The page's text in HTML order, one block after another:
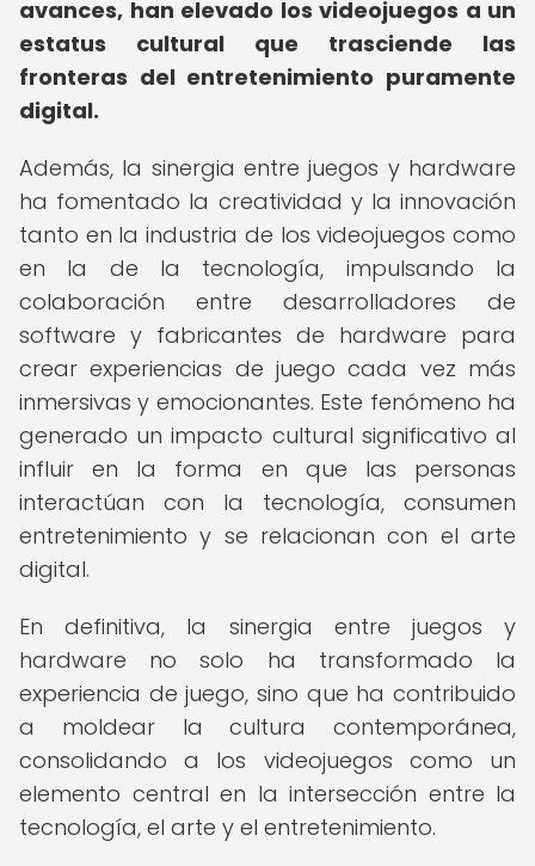
avances, han elevado los videojuegos a un
estatus cultural que trasciende las
fronteras del entretenimiento puramente
digital.
Además, la sinergia entre juegos y hardware
ha fomentado la creatividad y la innovación
tanto en la industria de los videojuegos como
en la de la tecnología, impulsando la
colaboración entre desarrolladores de
software y fabricantes de hardware para
crear experiencias de juego cada vez más
inmersivas y emocionantes. Este fenómeno ha
generado un impacto cultural significativo al
influir en la forma en que las personas
interactúan con la tecnología, consumen
entretenimiento y se relacionan con el arte
digital.
En definitiva, la sinergia entre juegos y
hardware no solo ha transformado la
experiencia de juego, sino que ha contribuido
a moldear la cultura contemporánea,
consolidando a los videojuegos como un
elemento central en la intersección entre la
tecnología, el arte y el entretenimiento.